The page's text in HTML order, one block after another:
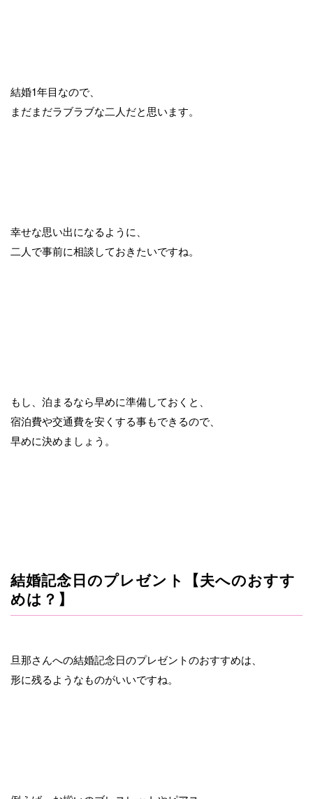
結婚1年目なので、
まだまだラブラブな二人だと思います。
幸せな思い出になるように、
二人で事前に相談しておきたいですね。
もし、泊まるなら早めに準備しておくと、
宿泊費や交通費を安くする事もできるので、
早めに決めましょう。
結婚記念日のプレゼント【夫へのおすす
めは？】
旦那さんへの結婚記念日のプレゼントのおすすめは、
形に残るようなものがいいですね。